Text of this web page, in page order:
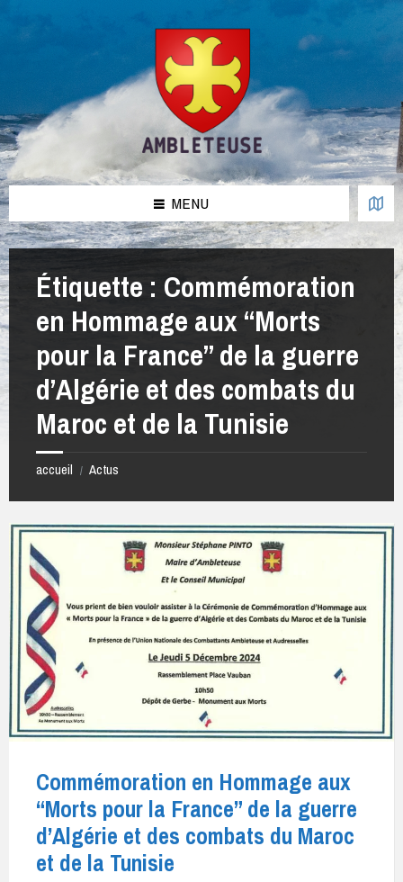
contenu
gauche
droite
pied
MENU
Étiquette : Commémoration
en Hommage aux “Morts
pour la France” de la guerre
d’Algérie et des combats du
Maroc et de la Tunisie
accueil / Actus
Commémoration en Hommage aux
“Morts pour la France” de la guerre
d’Algérie et des combats du Maroc
et de la Tunisie